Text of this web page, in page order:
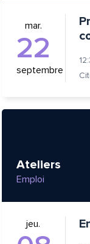
mar.
22
septembre
Ateliers
Emploi
jeu.